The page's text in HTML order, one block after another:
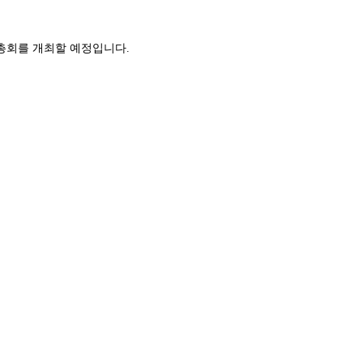
를 개최할 예정입니다.